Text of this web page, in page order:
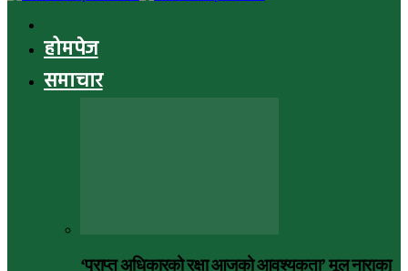
होमपेज
समाचार
‘प्राप्त अधिकारको रक्षा आजको आवश्यकता’ मूल नाराका